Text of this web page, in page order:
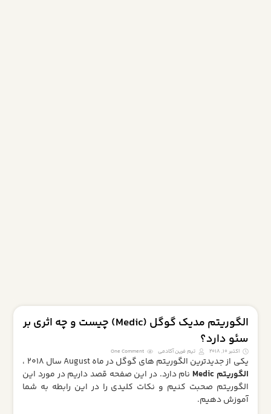
الگوریتم مدیک گوگل (Medic) چیست و چه اثری بر
سئو دارد؟
اکتبر 10, 2018 تیم فرین آکادمی One Comment
یکی از جدیدترین الگوریتم های گوگل در ماه August سال ۲۰۱۸ ،
الگوریتم Medic
نام دارد. در این صفحه قصد داریم در مورد این
الگوریتم صحبت کنیم و نکات کلیدی را در این رابطه به شما
آموزش دهیم.